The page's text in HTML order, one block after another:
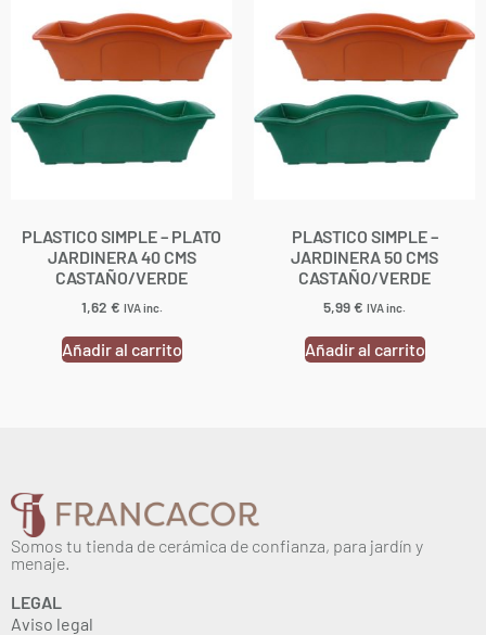
PLASTICO SIMPLE – PLATO
JARDINERA 40 CMS
CASTAÑO/VERDE
1,62 € IVA inc.
Añadir al carrito
PLASTICO SIMPLE –
JARDINERA 50 CMS
CASTAÑO/VERDE
5,99€ IVA inc.
Añadir al carrito
Somos tu tienda de cerámica de confianza, para jardín y
menaje.
LEGAL
Aviso legal